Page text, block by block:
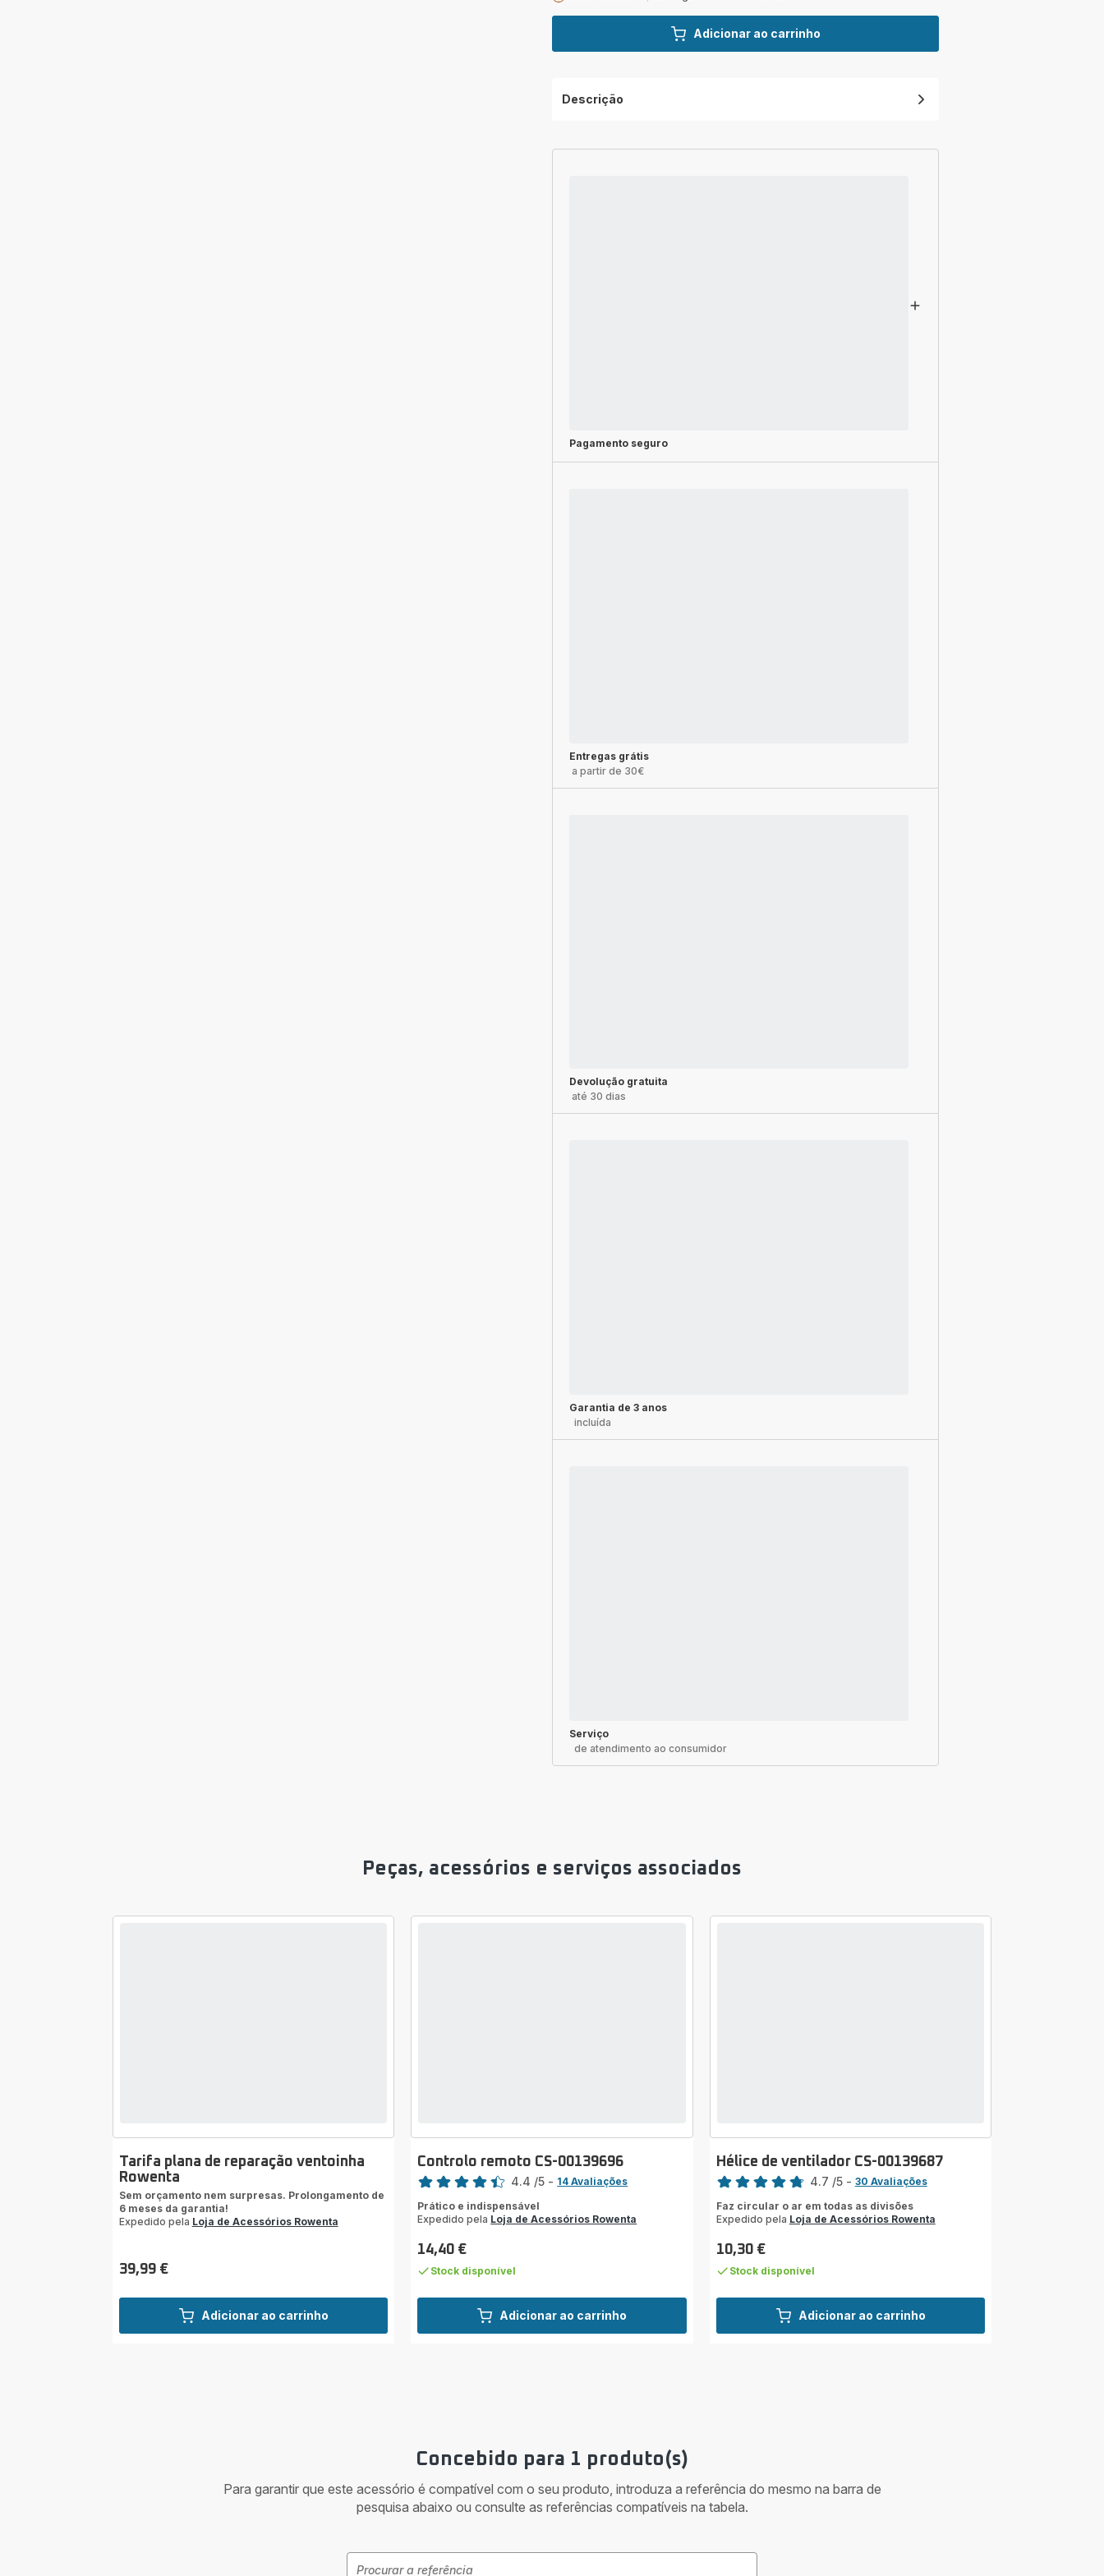
Adicionar ao carrinho
Descrição
Pagamento seguro
Entregas grátis
a partir de 30€
Devolução gratuita
até 30 dias
Garantia de 3 anos
incluída
Serviço
de atendimento ao consumidor
Peças, acessórios e serviços associados
Adicionar ao carrinho
Tarifa plana de reparação ventoinha
Rowenta
Sem orçamento nem surpresas. Prolongamento de
6 meses da garantia!
Expedido pela Loja de Acessórios Rowenta
Preço
39,99 €
Adicionar ao carrinho
Controlo remoto CS-00139696
Classificação
4.4 /5 - 14 Avaliações
Prático e indispensável
Expedido pela Loja de Acessórios Rowenta
Preço
14,40 €
Stock disponível
Adicionar ao carrinho
Hélice de ventilador CS-00139687
Classificação
4.7 /5 - 30 Avaliações
Faz circular o ar em todas as divisões
Expedido pela Loja de Acessórios Rowenta
Preço
10,30 €
Stock disponível
Concebido para 1 produto(s)
Para garantir que este acessório é compatível com o seu produto, introduza a referência do mesmo na barra de
pesquisa abaixo ou consulte as referências compatíveis na tabela.